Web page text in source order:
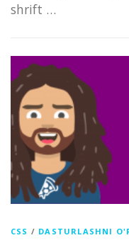
shrift …
CSS / DASTURLASHNI